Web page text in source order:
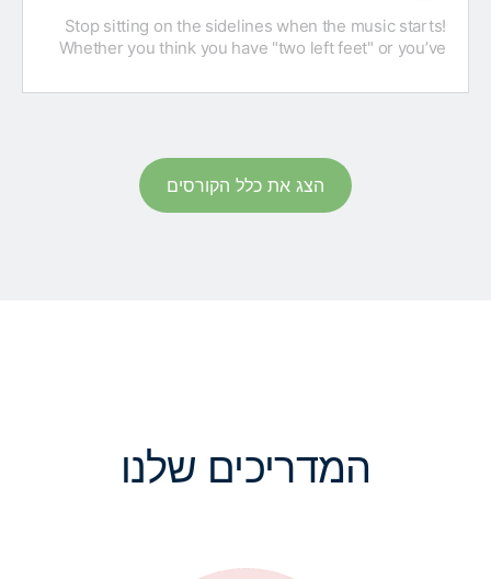
Stop sitting on the sidelines when the music starts!
Whether you think you have "two left feet" or you’ve
הצג את כלל הקורסים
המדריכים שלנו